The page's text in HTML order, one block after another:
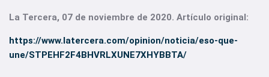
La Tercera, 07 de noviembre de 2020. Artículo original:
https://www.latercera.com/opinion/noticia/eso-que-
une/STPEHF2F4BHVRLXUNE7XHYBBTA/